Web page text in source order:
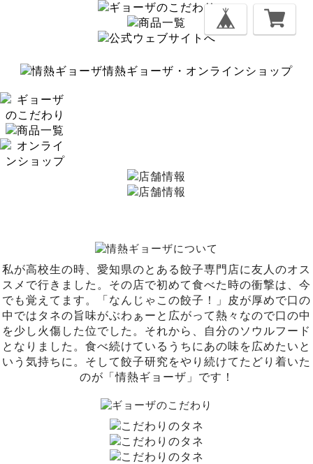
情熱ギョーザ・オンラインショップ
私が高校生の時、愛知県のとある餃子専門店に友人のオス
スメで行きました。その店で初めて食べた時の衝撃は、今
でも覚えてます。「なんじゃこの餃子！」皮が厚めで口の
中ではタネの旨味がぶわぁーと広がって熱々なので口の中
を少し火傷した位でした。それから、自分のソウルフード
となりました。食べ続けているうちにあの味を広めたいと
いう気持ちに。そして餃子研究をやり続けてたどり着いた
のが「情熱ギョーザ」です！